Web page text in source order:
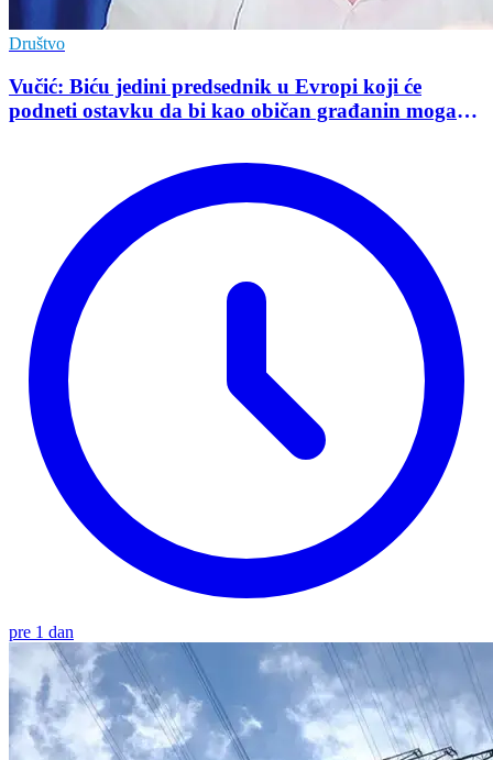
Društvo
Vučić: Biću jedini predsednik u Evropi koji će
podneti ostavku da bi kao običan građanin mogao
pre 1 dan